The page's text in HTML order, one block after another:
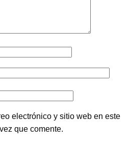
electrónico y sitio web en este
que comente.